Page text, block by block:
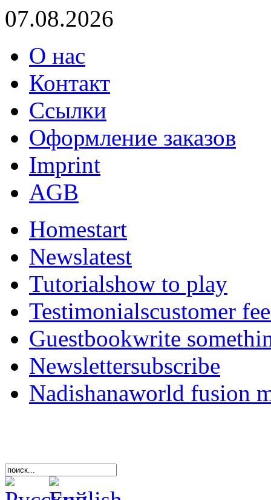
07.08.2026
О нас
Контакт
Ссылки
Оформление заказов
Imprint
AGB
Homestart
Newslatest
Tutorialshow to play
Testimonialscustomer
Guestbookwrite
Newslettersubscribe
Nadishanaworld fusion